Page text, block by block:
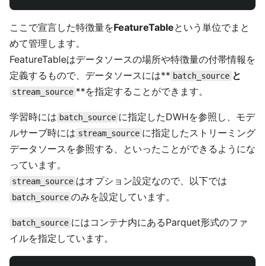
ここで宣言した特徴量をFeatureTableという単位でまと
めて管理します。
FeatureTableはデータソースの場所や特徴量の付帯情報を
定義するもので、データソースには** batch_source と
stream_source **を指定することができます。
学習時には batch_source に指定したDWHを参照し、モデ
ルサーブ時には stream_source に指定したストリーミング
データソースを参照する、といったことができるようにな
っています。
stream_source はオプション設定なので、以下では
batch_source のみを設定しています。
batch_source にはコンテナ内にあるParquet形式のファ
イルを指定しています。